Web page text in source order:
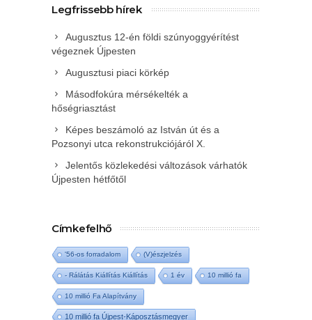
Legfrissebb hírek
Augusztus 12-én földi szúnyoggyérítést
végeznek Újpesten
Augusztusi piaci körkép
Másodfokúra mérsékelték a
hőségriasztást
Képes beszámoló az István út és a
Pozsonyi utca rekonstrukciójáról X.
Jelentős közlekedési változások várhatók
Újpesten hétfőtől
Címkefelhő
'56-os forradalom (V)észjelzés
- Rálátás Kiállítás Kiállítás 1 év 10 millió fa
10 millió Fa Alapítvány
10 millió fa Újpest-Káposztásmegyer